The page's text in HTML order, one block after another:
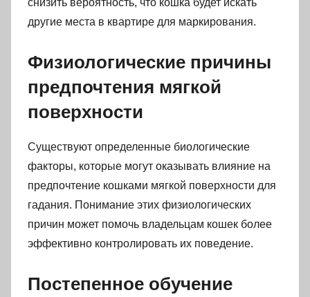
другие места в квартире для маркирования.
Физиологические причины
предпочтения мягкой
поверхности
Существуют определенные биологические
факторы, которые могут оказывать влияние на
предпочтение кошками мягкой поверхности для
гадания. Понимание этих физиологических
причин может помочь владельцам кошек более
эффективно контролировать их поведение.
Постепенное обучение